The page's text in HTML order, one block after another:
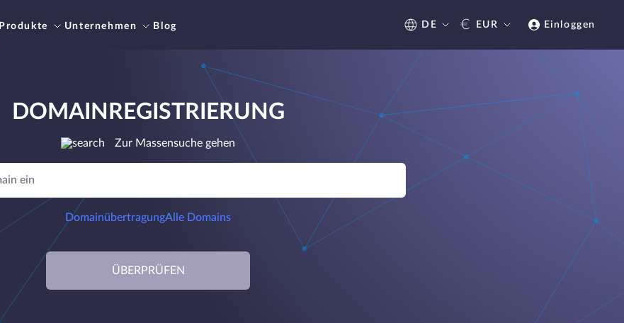
Produkte Unternehmen Blog DE € EUR Einloggen
DOMAINREGISTRIERUNG
Zur Massensuche gehen
DomainübertragungAlle Domains
ÜBERPRÜFEN